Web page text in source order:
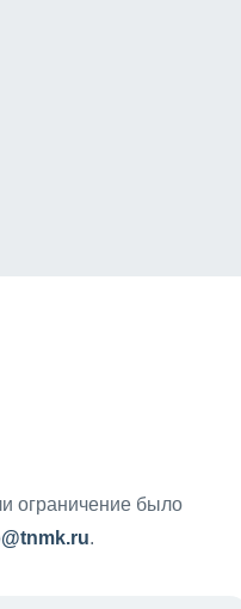
ограничение было
.